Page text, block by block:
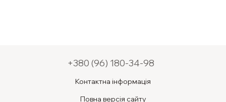
+380 (96) 180-34-98
Контактна інформація
Повна версія сайту